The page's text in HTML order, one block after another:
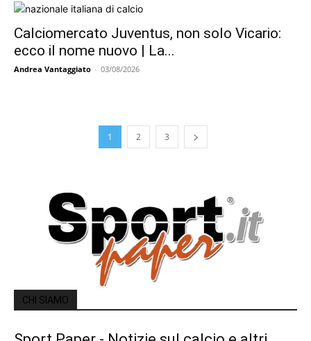
Calciomercato Juventus, non solo Vicario:
ecco il nome nuovo | La...
Andrea Vantaggiato - 03/08/2026
1 2 3
CHI SIAMO